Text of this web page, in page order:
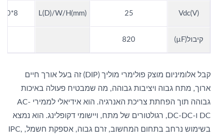
Vdc(V)
25
L(D)/W/H(mm)
8*20
קיבול(µF) 820
קבל אלומיניום מוצק פולימרי מוליך (DIP) זה בעל אורך חיים
ארוך, מתח גבוה ויציבות גבוהה, מה שמבטיח פעולה באיכות
גבוהה תוך הפחתת צריכת האנרגיה. הוא אידיאלי לממירי AC-
DC ו-DC-DC, רגולטורים של מתח, ויישומי דקופלינג. הוא נמצא
בשימוש נרחב בתחום המחשוב, זרם גבוה, אספקת חשמל, IPC,